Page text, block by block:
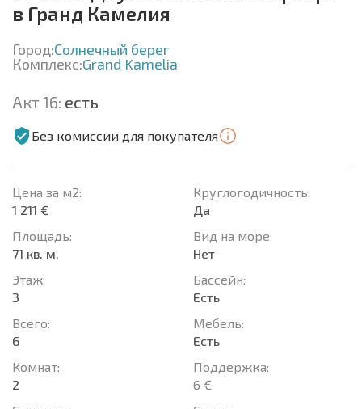
в Гранд Камелия
Город:Солнечный берег
Комплекс:Grand Kamelia
Акт 16: есть
Без комиссии для покупателя
Цена за м2:
1 211 €
Площадь:
71 кв. м.
Этаж:
3
Всего:
6
Комнат:
2
Круглогодичность:
Да
Вид на море:
Нет
Басcейн:
Есть
Мебель:
Есть
Поддержка:
6 €